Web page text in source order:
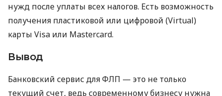
нужд после уплаты всех налогов. Есть возможность
получения пластиковой или цифровой (Virtual)
карты Visa или Mastercard.
Вывод
Банковский сервис для ФЛП — это не только
текущий счет, ведь современному бизнесу нужна